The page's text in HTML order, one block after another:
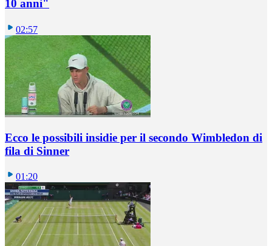
10 anni"
02:57
Ecco le possibili insidie per il secondo Wimbledon di
fila di Sinner
01:20